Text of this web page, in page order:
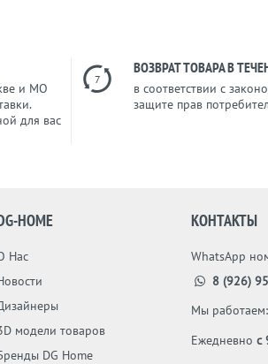
и МО
для вас
7
ВОЗВРАТ ТОВАРА В
в соответствии с
защите прав
HOME
Нас
модели товаров
DG Home
КОНТАКТЫ
WhatsApp
8 (926)
Мы работаем:
Ежедневнос